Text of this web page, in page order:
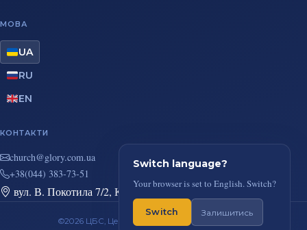
МОВА
UA
RU
EN
КОНТАКТИ
au.moc.yrolg@hcruhc
+38(044) 383-73-51
вул. В. Покотила 7/2, Київ
©2026 ЦБС, Церква Повного Євангелія, м. Київ
Switch language?
Your browser is set to English. Switch?
Switch Залишитись